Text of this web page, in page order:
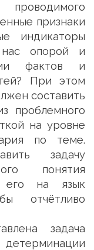
признаки
индикаторы
опорой и
фактов и
При этом
составить
проблемного
на уровне
по теме.
задачу
понятия
его на язык
отчётливо
задача